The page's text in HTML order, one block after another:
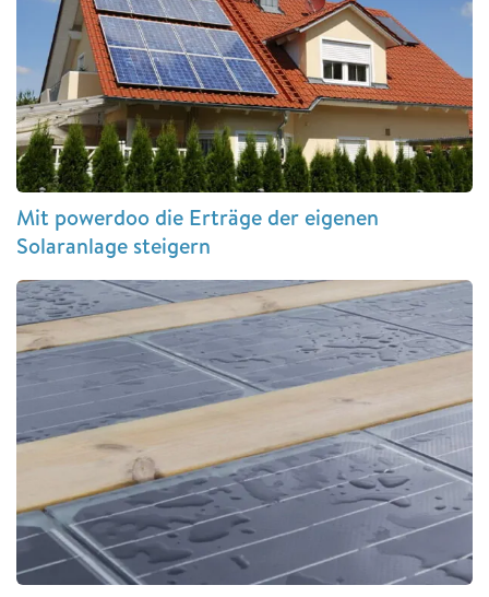
Mit powerdoo die Erträge der eigenen
Solaranlage steigern